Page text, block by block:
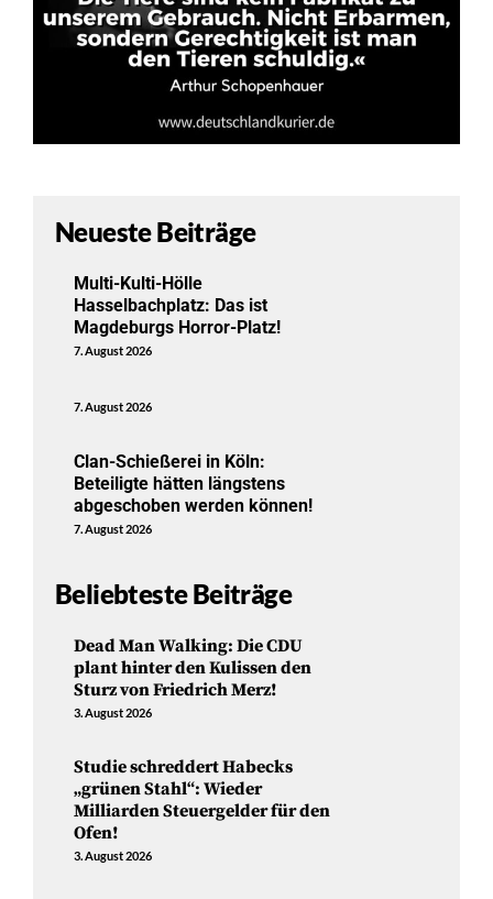
Neueste Beiträge
Multi-Kulti-Hölle
Hasselbachplatz: Das ist
Magdeburgs Horror-Platz!
7. August 2026
7. August 2026
Clan-Schießerei in Köln:
Beteiligte hätten längstens
abgeschoben werden können!
7. August 2026
Beliebteste Beiträge
Dead Man Walking: Die CDU
plant hinter den Kulissen den
Sturz von Friedrich Merz!
3. August 2026
Studie schreddert Habecks
„grünen Stahl“: Wieder
Milliarden Steuergelder für den
Ofen!
3. August 2026